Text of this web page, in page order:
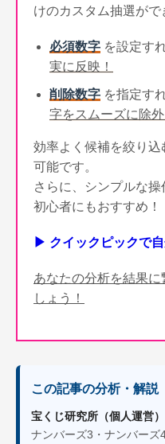
けのカスタム抽選がで
必須数字 を設定す
実に反映！
削除数字 を指定す
字をスムーズに除外
効率よく候補を絞り込
可能です。
さらに、シンプルな操
初心者にもおすすめ！
▶ クイックピックで
あなたの分析を結果
しょう！
この記事の分析・解説
宝くじ研究所（個人運営）
ナンバーズ3・ナンバーズ